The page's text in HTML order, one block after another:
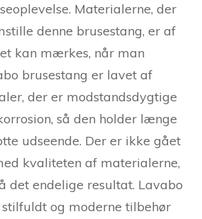
Materialerne, der
denne brusestang, er af
kan mærkes, når man
brusestang er lavet af
der er modstandsdygtige
så den holder længe
udseende. Der er ikke gået
kvaliteten af materialerne,
det endelige resultat. Lavabo
og moderne tilbehør